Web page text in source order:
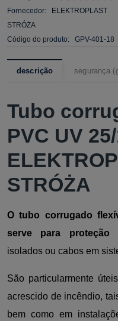
Fornecedor:
ELEKTROPLAST
STRÓŻA
Código do produto:
GPV-401-18
descrição segurança
Tubo
PVC UV
STRÓŻA
O tubo corrugado
serve para proteção
isolados ou cabos em
São particularmente
acrescido de incêndio,
bem como em